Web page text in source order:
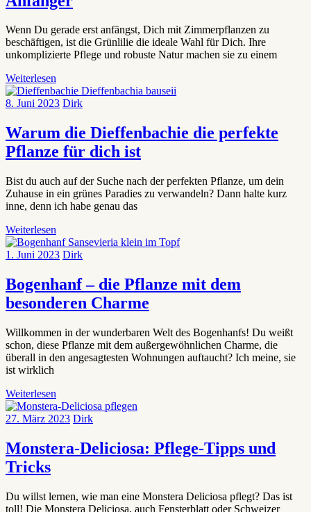
Wenn Du gerade erst anfängst, Dich mit Zimmerpflanzen zu
beschäftigen, ist die Grünlilie die ideale Wahl für Dich. Ihre
unkomplizierte Pflege und robuste Natur machen sie zu einem
Weiterlesen
8. Juni 2023 Dirk
Warum die Dieffenbachie die perfekte
Pflanze für dich ist
Bist du auch auf der Suche nach der perfekten Pflanze, um dein
Zuhause in ein grünes Paradies zu verwandeln? Dann halte kurz
inne, denn ich habe genau das
Weiterlesen
1. Juni 2023 Dirk
Bogenhanf – die Pflanze mit dem
besonderen Charme
Willkommen in der wunderbaren Welt des Bogenhanfs! Du weißt
schon, diese Pflanze mit dem außergewöhnlichen Charme, die
überall in den angesagtesten Wohnungen auftaucht? Ich meine, sie
ist wirklich
Weiterlesen
27. März 2023 Dirk
Monstera-Deliciosa: Pflege-Tipps und
Tricks
Du willst lernen, wie man eine Monstera Deliciosa pflegt? Das ist
toll! Die Monstera Deliciosa, auch Fensterblatt oder Schweizer